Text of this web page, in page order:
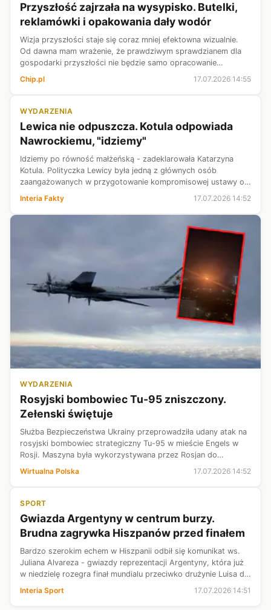
Przyszłość zajrzała na wysypisko. Butelki,
reklamówki i opakowania dały wodór
Wizja przyszłości staje się coraz mniej efektowna wizualnie.
Od dawna mam wrażenie, że prawdziwym sprawdzianem dla
gospodarki przyszłości nie będzie samo opracowanie
nauczenie przemysłu, ...
Chip.pl 17.07.2026 14:55
WYDARZENIA
Lewica nie odpuszcza. Kotula odpowiada
Nawrockiemu, "idziemy"
Idziemy po równość małżeńską - zadeklarowała Katarzyna
Kotula. Polityczka Lewicy była jedną z głównych osób
zaangażowanych w przygotowanie kompromisowej ustawy o
przez prezydenta Karola Nawrocki...
Interia Fakty 17.07.2026 14:52
WYDARZENIA
Rosyjski bombowiec Tu-95 zniszczony.
Zełenski świętuje
Służba Bezpieczeństwa Ukrainy przeprowadziła udany atak na
rosyjski bombowiec strategiczny Tu-95 w mieście Engels w
Rosji. Maszyna była wykorzystywana przez Rosjan do
Wirtualna Polska 17.07.2026 14:52
SPORT
Gwiazda Argentyny w centrum burzy.
Brudna zagrywka Hiszpanów przed finałem
Bardzo szerokim echem w Hiszpanii odbił się komunikat ws.
Juliana Alvareza - gwiazdy reprezentacji Argentyny, która już
w niedzielę rozegra finał mundialu przeciwko drużynie Luisa de
Interia Sport 17.07.2026 14:51